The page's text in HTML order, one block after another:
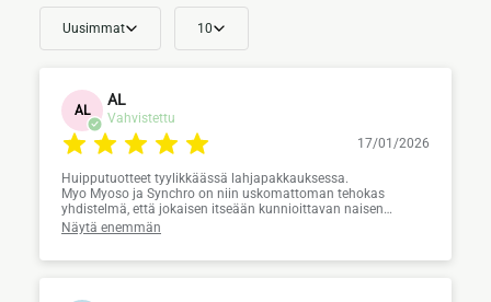
Uusimmat 10
AL
AL
Vahvistettu
17/01/2026
Huipputuotteet tyylikkäässä lahjapakkauksessa.
Myo Myoso ja Synchro on niin uskomattoman tehokas
yhdistelmä, että jokaisen itseään kunnioittavan naisen
kannattaisi ne itselleen hankkia.
Vanhenemista ja sen lieveilmiöinä ilmestyviä ryppyjä ei voi
Näytä enemmän